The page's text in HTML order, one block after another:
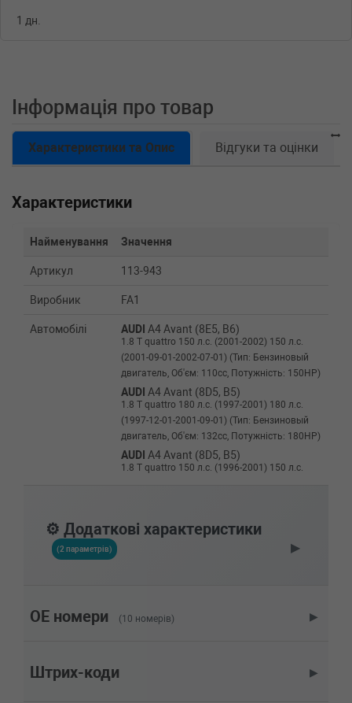
1 дн.
Інформація про товар
Характеристики та Опис Відгуки та оцінки
Характеристики
Найменування Значення
Артикул 113-943
Виробник FA1
Автомобілі AUDI A4 Avant (8E5, B6)
1.8 T quattro 150 л.с. (2001-2002) 150 л.с.
(2001-09-01-2002-07-01) (Тип: Бензиновый
двигатель, Об'єм: 110cc, Потужність: 150HP)
AUDI A4 Avant (8D5, B5)
1.8 T quattro 180 л.с. (1997-2001) 180 л.с.
(1997-12-01-2001-09-01) (Тип: Бензиновый
двигатель, Об'єм: 132cc, Потужність: 180HP)
AUDI A4 Avant (8D5, B5)
1.8 T quattro 150 л.с. (1996-2001) 150 л.с.
1.8 T quattro 150 л.с. (2000-2002) 150 л.с.
(2000-11-01-2002-07-01) (Тип: Бензиновый
двигатель, Об'єм: 132cc, Потужність: 180HP)
⚙️ Додаткові характеристики
(2 параметрів) ▶
OE номери (10 номерів) ▶
Штрих-коди ▶